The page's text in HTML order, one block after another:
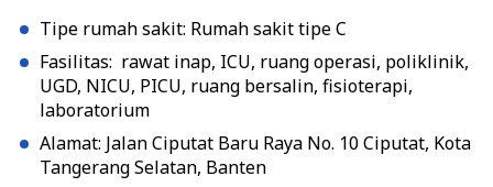
Tipe rumah sakit: Rumah sakit tipe C
Fasilitas: rawat inap, ICU, ruang operasi, poliklinik,
UGD, NICU, PICU, ruang bersalin, fisioterapi,
laboratorium
Alamat: Jalan Ciputat Baru Raya No. 10 Ciputat, Kota
Tangerang Selatan, Banten